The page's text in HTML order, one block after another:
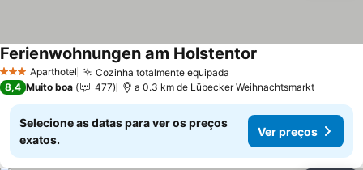
3 EstrelasAparthotel Cozinha totalmente equipada
Ferienwohnungen am Holstentor
8,4 Muito boa 477 a 0.3 km de Lübecker Weihnachtsmarkt
Selecione as datas para ver os preços
exatos.
Ver preços